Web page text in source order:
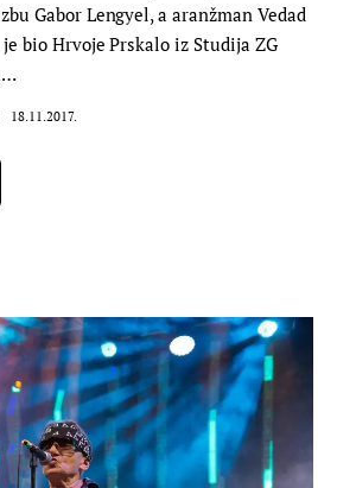
Gabor Lengyel, a aranžman Vedad
bio Hrvoje Prskalo iz Studija ZG
18.11.2017.